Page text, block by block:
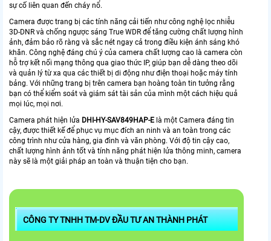
sự cố liên quan đến cháy nổ.
Camera được trang bị các tính năng cải tiến như công nghệ lọc nhiễu
3D-DNR và chống ngược sáng True WDR để tăng cường chất lượng hình
ảnh, đảm bảo rõ ràng và sắc nét ngay cả trong điều kiện ánh sáng khó
khăn. Công nghệ đáng chú ý của camera chất lượng cao là camera còn
hỗ trợ kết nối mạng thông qua giao thức IP, giúp bạn dễ dàng theo dõi
và quản lý từ xa qua các thiết bị di động như điện thoại hoặc máy tính
bảng. Với những trang bị trên camera bạn hoàng toàn tin tưởng rằng
bạn có thể kiểm soát và giám sát tài sản của mình một cách hiệu quả
mọi lúc, mọi nơi.
Camera phát hiện lửa DHI-HY-SAV849HAP-E là một Camera đáng tin
cậy, được thiết kế để phục vụ mục đích an ninh và an toàn trong các
công trình như cửa hàng, gia đình và văn phòng. Với độ tin cậy cao,
chất lượng hình ảnh tốt và tính năng phát hiện lửa thông minh, camera
này sẽ là một giải pháp an toàn và thuận tiện cho bạn.
CÔNG TY TNHH TM-DV ĐẦU TƯ AN THÀNH PHÁT